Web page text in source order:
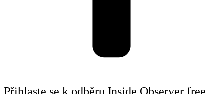
Přihlaste se k odběru Inside Observer free,